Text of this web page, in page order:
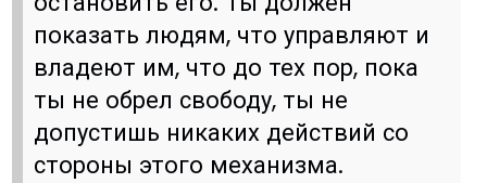
показать людям, что управляют и
владеют им, что до тех пор, пока
ты не обрел свободу, ты не
допустишь никаких действий со
стороны этого механизма.